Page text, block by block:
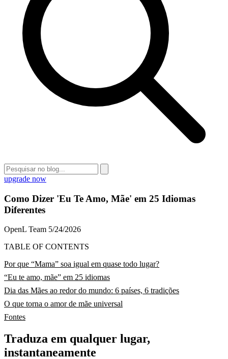
upgrade now
Como Dizer 'Eu Te Amo, Mãe' em 25 Idiomas
Diferentes
OpenL Team 5/24/2026
TABLE OF CONTENTS
Por que “Mama” soa igual em quase todo lugar?
“Eu te amo, mãe” em 25 idiomas
Dia das Mães ao redor do mundo: 6 países, 6 tradições
O que torna o amor de mãe universal
Fontes
Traduza em qualquer lugar,
instantaneamente